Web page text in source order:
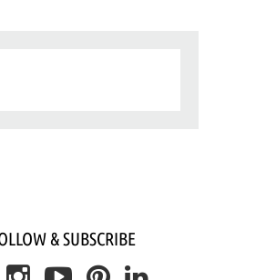
& SUBSCRIBE